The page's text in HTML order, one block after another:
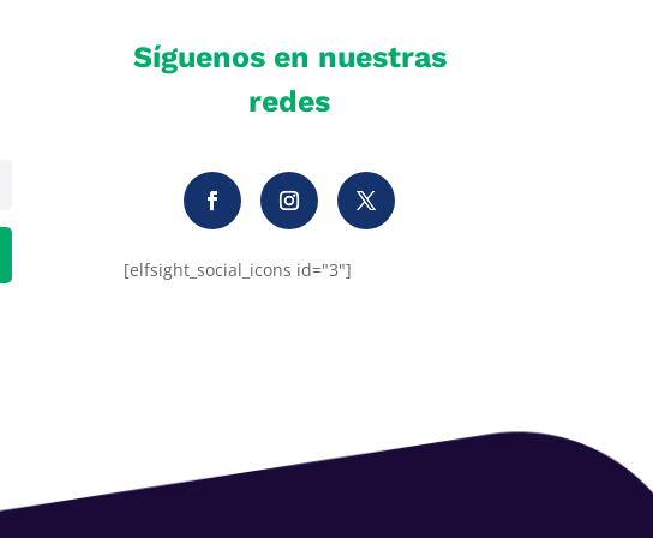
Síguenos en nuestras
redes
[elfsight_social_icons id="3"]